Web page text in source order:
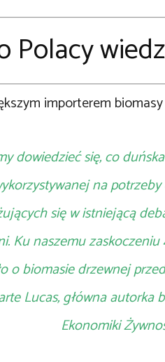
Polacy
importerem
dowiedzieć się, co
na
się w istniejącą
Ku naszemu
o biomasie drzewnej
Lucas, główna
Ekonomiki